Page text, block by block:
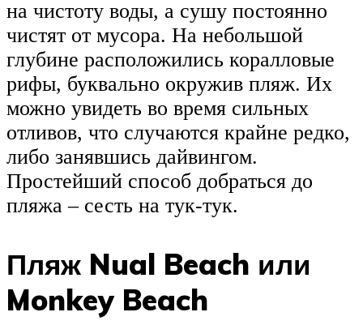
на чистоту воды, а сушу постоянно
чистят от мусора. На небольшой
глубине расположились коралловые
рифы, буквально окружив пляж. Их
можно увидеть во время сильных
отливов, что случаются крайне редко,
либо занявшись дайвингом.
Простейший способ добраться до
пляжа – сесть на тук-тук.
Пляж Nual Beach или
Monkey Beach